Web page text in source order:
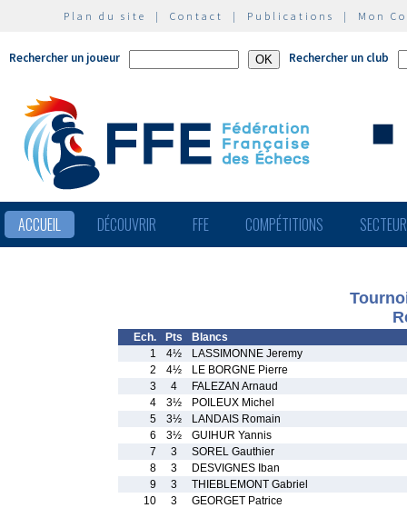
Plan du site | Contact | Publications | Mon
Rechercher un joueur Rechercher un club
ACCUEIL DÉCOUVRIR FFE COMPÉTITIONS
Ech. Pts
Blancs
1
4½
LASSIMONNE Jeremy
2
4½
LE BORGNE Pierre
3
4
FALEZAN Arnaud
4
3½
POILEUX Michel
5
3½
LANDAIS Romain
6
3½
GUIHUR Yannis
7
3
SOREL Gauthier
8
3
DESVIGNES Iban
9
3
THIEBLEMONT Gabriel
10
3
GEORGET Patrice